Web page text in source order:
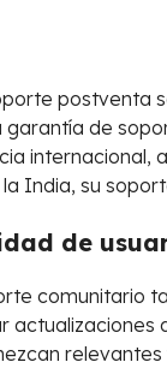
de
India, su
de
comunitario